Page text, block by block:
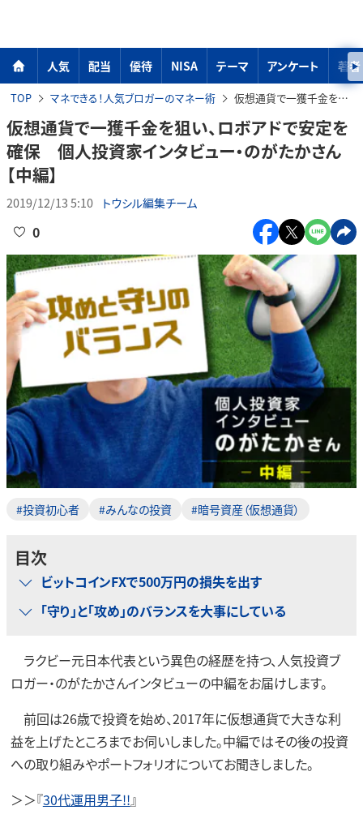
人気 配当 優待 NISA テーマ アンケート 著者
TOP マネできる！人気ブロガーのマネー術 仮想通貨で一獲千金を狙い、ロボアドで安定を確保 個人投資家インタビュー・のがたかさん【中編】
仮想通貨で一獲千金を狙い、ロボアドで安定を
確保 個人投資家インタビュー・のがたかさん
【中編】
2019/12/13 5:10 トウシル編集チーム
0
#投資初心者 #みんなの投資 #暗号資産（仮想通貨）
目次
ビットコインFXで500万円の損失を出す
「守り」と「攻め」のバランスを大事にしている
ラクビー元日本代表という異色の経歴を持つ、人気投資ブ
ロガー・のがたかさんインタビューの中編をお届けします。
前回は26歳で投資を始め、2017年に仮想通貨で大きな利
益を上げたところまでお伺いしました。中編ではその後の投資
への取り組みやポートフォリオについてお聞きしました。
＞＞『30代運用男子!!』